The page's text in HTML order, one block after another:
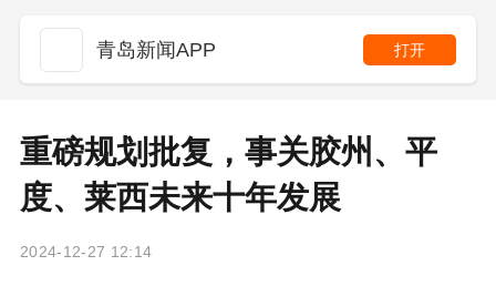
青岛新闻APP 打开
重磅规划批复，事关胶州、平
度、莱西未来十年发展
2024-12-27 12:14